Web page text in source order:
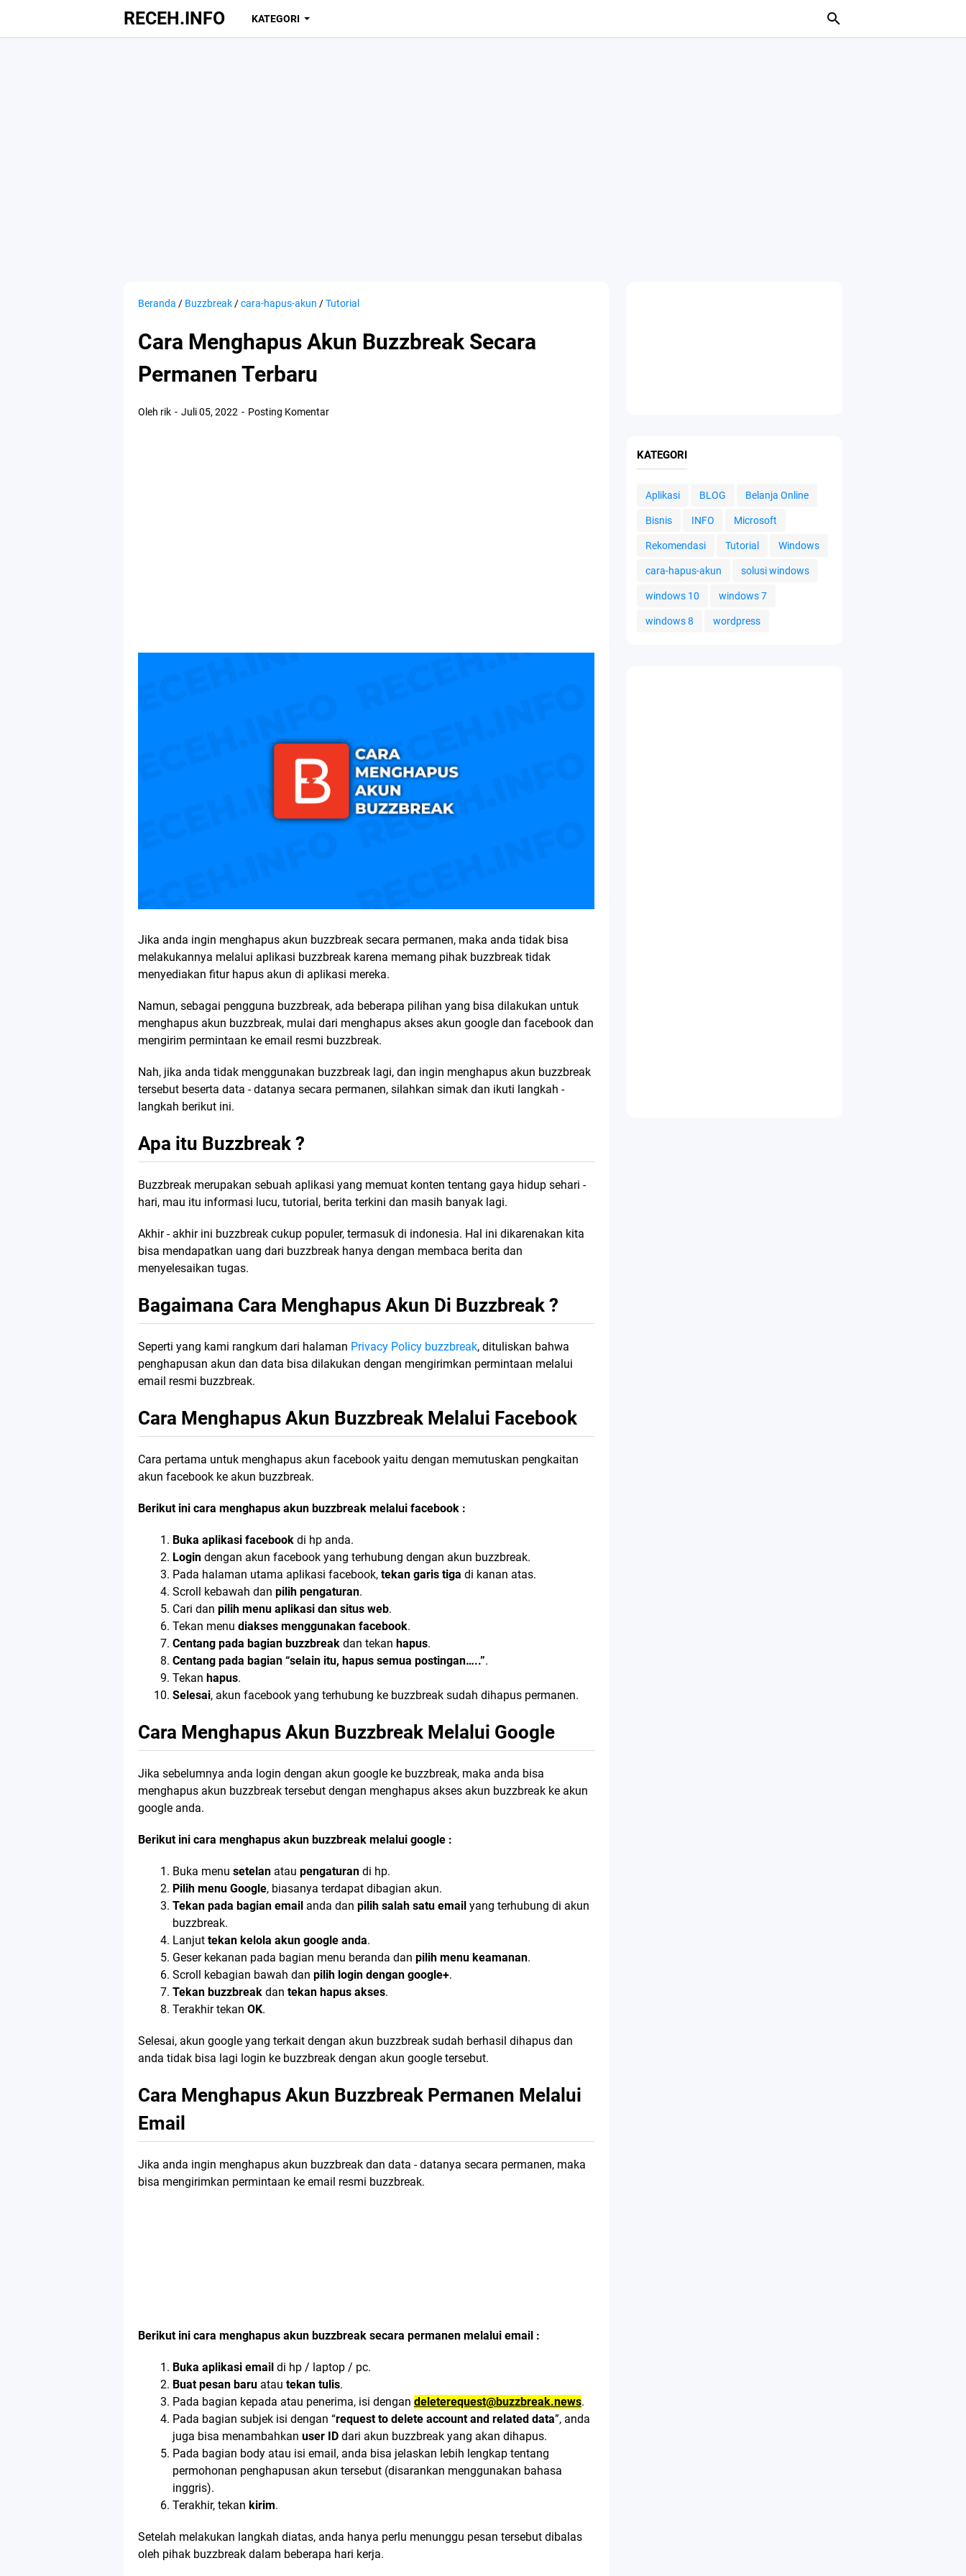
RECEH.INFO KATEGORI
Beranda / Buzzbreak /cara-hapus-akun /Tutorial
Cara Menghapus Akun Buzzbreak Secara
Permanen Terbaru
Oleh rik Juli 05, 2022 Posting Komentar
Jika anda ingin menghapus akun buzzbreak secara permanen, maka anda tidak bisa
melakukannya melalui aplikasi buzzbreak karena memang pihak buzzbreak tidak
menyediakan fitur hapus akun di aplikasi mereka.
Namun, sebagai pengguna buzzbreak, ada beberapa pilihan yang bisa dilakukan untuk
menghapus akun buzzbreak, mulai dari menghapus akses akun google dan facebook dan
mengirim permintaan ke email resmi buzzbreak.
Nah, jika anda tidak menggunakan buzzbreak lagi, dan ingin menghapus akun buzzbreak
tersebut beserta data - datanya secara permanen, silahkan simak dan ikuti langkah -
langkah berikut ini.
Apa itu Buzzbreak ?
Buzzbreak merupakan sebuah aplikasi yang memuat konten tentang gaya hidup sehari -
hari, mau itu informasi lucu, tutorial, berita terkini dan masih banyak lagi.
Akhir - akhir ini buzzbreak cukup populer, termasuk di indonesia. Hal ini dikarenakan kita
bisa mendapatkan uang dari buzzbreak hanya dengan membaca berita dan
menyelesaikan tugas.
Bagaimana Cara Menghapus Akun Di Buzzbreak ?
Seperti yang kami rangkum dari halaman Privacy Policy buzzbreak, dituliskan bahwa
penghapusan akun dan data bisa dilakukan dengan mengirimkan permintaan melalui
email resmi buzzbreak.
Cara Menghapus Akun Buzzbreak Melalui Facebook
Cara pertama untuk menghapus akun facebook yaitu dengan memutuskan pengkaitan
akun facebook ke akun buzzbreak.
Berikut ini cara menghapus akun buzzbreak melalui facebook :
Buka aplikasi facebook di hp anda.
Login dengan akun facebook yang terhubung dengan akun buzzbreak.
Pada halaman utama aplikasi facebook, tekan garis tiga di kanan atas.
Scroll kebawah dan pilih pengaturan.
Cari dan pilih menu aplikasi dan situs web.
Tekan menu diakses menggunakan facebook.
Centang pada bagian buzzbreak dan tekan hapus.
Centang pada bagian “selain itu, hapus semua postingan…..”.
Tekan hapus.
Selesai, akun facebook yang terhubung ke buzzbreak sudah dihapus permanen.
Cara Menghapus Akun Buzzbreak Melalui Google
Jika sebelumnya anda login dengan akun google ke buzzbreak, maka anda bisa
menghapus akun buzzbreak tersebut dengan menghapus akses akun buzzbreak ke akun
google anda.
Berikut ini cara menghapus akun buzzbreak melalui google :
Buka menu setelan atau pengaturan di hp.
Pilih menu Google, biasanya terdapat dibagian akun.
Tekan pada bagian email anda dan pilih salah satu email yang terhubung di akun
buzzbreak.
Lanjut tekan kelola akun google anda.
Geser kekanan pada bagian menu beranda dan pilih menu keamanan.
Scroll kebagian bawah dan pilih login dengan google+.
Tekan buzzbreak dan tekan hapus akses.
Terakhir tekan OK.
Selesai, akun google yang terkait dengan akun buzzbreak sudah berhasil dihapus dan
anda tidak bisa lagi login ke buzzbreak dengan akun google tersebut.
Cara Menghapus Akun Buzzbreak Permanen Melalui
Email
Jika anda ingin menghapus akun buzzbreak dan data - datanya secara permanen, maka
bisa mengirimkan permintaan ke email resmi buzzbreak.
Berikut ini cara menghapus akun buzzbreak secara permanen melalui email :
Buka aplikasi email di hp / laptop / pc.
Buat pesan baru atau tekan tulis.
Pada bagian kepada atau penerima, isi dengan deleterequest@buzzbreak.news.
Pada bagian subjek isi dengan “request to delete account and related data”, anda
juga bisa menambahkan user ID dari akun buzzbreak yang akan dihapus.
Pada bagian body atau isi email, anda bisa jelaskan lebih lengkap tentang
permohonan penghapusan akun tersebut (disarankan menggunakan bahasa
inggris).
Terakhir, tekan kirim.
Setelah melakukan langkah diatas, anda hanya perlu menunggu pesan tersebut dibalas
oleh pihak buzzbreak dalam beberapa hari kerja.
KATEGORI
Aplikasi BLOG Belanja Online
Bisnis INFO Microsoft
Rekomendasi Tutorial Windows
cara-hapus-akun solusi windows
windows 10 windows 7
windows 8 wordpress